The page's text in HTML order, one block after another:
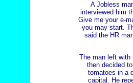
A Jobless
interviewed him
Give me your e-
you may start.
said the HR
The man left with
then decided
tomatoes in a
capital. He